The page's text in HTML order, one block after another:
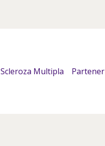
Scleroza Multipla